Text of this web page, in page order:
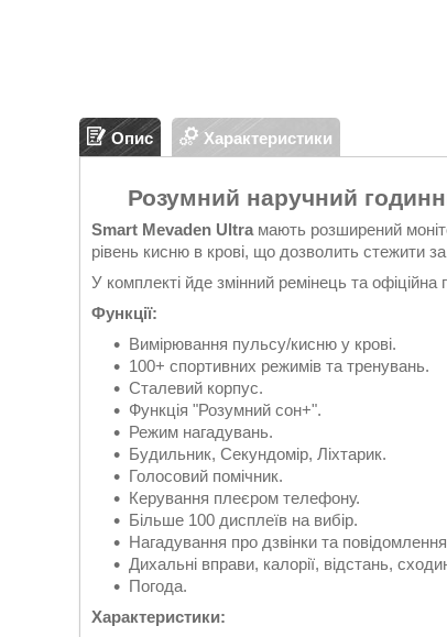
Опис Характеристики
Розумний наручний
Smart Mevaden Ultra мають розширений
рівень кисню в крові, що дозволить
У комплекті йде змінний ремінець та офіційна
Функції:
Вимірювання пульсу/кисню у крові.
100+ спортивних режимів та тренувань.
Сталевий корпус.
Функція "Розумний сон+".
Режим нагадувань.
Будильник, Секундомір, Ліхтарик.
Голосовий помічник.
Керування плеєром телефону.
Більше 100 дисплеїв на вибір.
Нагадування про дзвінки та
Дихальні вправи, калорії, відстань,
Погода.
Характеристики: